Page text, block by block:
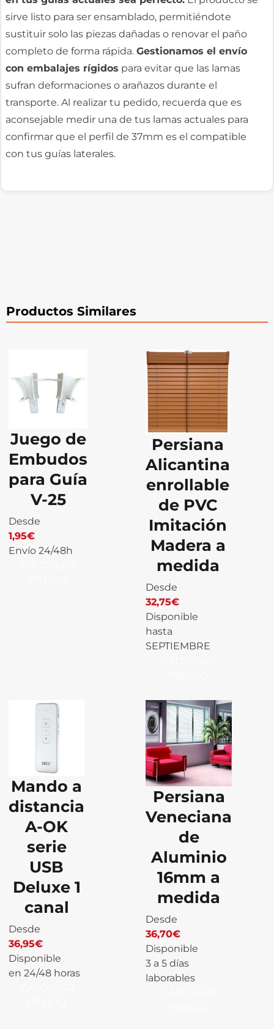
sirve listo para ser ensamblado, permitiéndote
sustituir solo las piezas dañadas o renovar el paño
completo de forma rápida.Gestionamos el envío
con embalajes rígidos para evitar que las lamas
sufran deformaciones o arañazos durante el
transporte. Al realizar tu pedido, recuerda que es
aconsejable medir una de tus lamas actuales para
confirmar que el perfil de 37mm es el compatible
con tus guías laterales.
Productos Similares
Juego de
Embudos
para Guía
V-25
Desde
1,95€
Envío 24/48h
Persiana
Alicantina
enrollable
de PVC
Imitación
Madera a
medida
Desde
32,75€
Disponible
hasta
SEPTIEMBRE
Mando a
distancia
A-OK
serie
USB
Deluxe 1
canal
Desde
36,95€
Disponible
en 24/48 horas
Persiana
Veneciana
de
Aluminio
16mm a
medida
Desde
36,70€
Disponible
3 a 5 días
laborables